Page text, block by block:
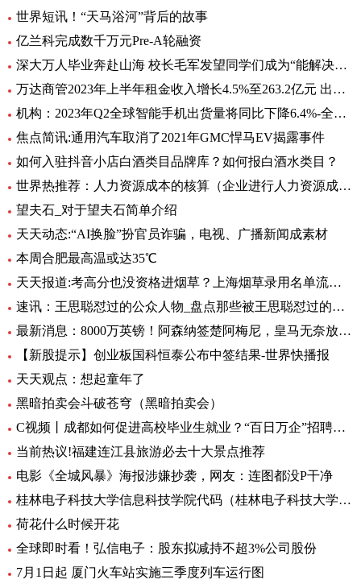
世界短讯！“天马浴河”背后的故事
亿兰科完成数千万元Pre-A轮融资
深大万人毕业奔赴山海 校长毛军发望同学们成为“能解决问题的人”
万达商管2023年上半年租金收入增长4.5%至263.2亿元 出租率98.2%-当前头条
机构：2023年Q2全球智能手机出货量将同比下降6.4%-全球即时
焦点简讯:通用汽车取消了2021年GMC悍马EV揭露事件
如何入驻抖音小店白酒类目品牌库？如何报白酒水类目？
世界热推荐：人力资源成本的核算（企业进行人力资源成本核算有什么意义）
望夫石_对于望夫石简单介绍
天天动态:“AI换脸”扮官员诈骗，电视、广播新闻成素材
本周合肥最高温或达35℃
天天报道:考高分也没资格进烟草？上海烟草录用名单流出，印证了张雪峰的话
速讯：王思聪怼过的公众人物_盘点那些被王思聪怼过的名人
最新消息：8000万英镑！阿森纳签楚阿梅尼，皇马无奈放弃，英超4大豪门竞争
【新股提示】创业板国科恒泰公布中签结果-世界快播报
天天观点：想起童年了
黑暗拍卖会斗破苍穹（黑暗拍卖会）
C视频丨成都如何促进高校毕业生就业？“百日万企”招聘活动将提供约30万个岗位
当前热议!福建连江县旅游必去十大景点推荐
电影《全城风暴》海报涉嫌抄袭，网友：连图都没P干净
桂林电子科技大学信息科技学院代码（桂林电子科技大学信息科技学院）
荷花什么时候开花
全球即时看！弘信电子：股东拟减持不超3%公司股份
7月1日起 厦门火车站实施三季度列车运行图